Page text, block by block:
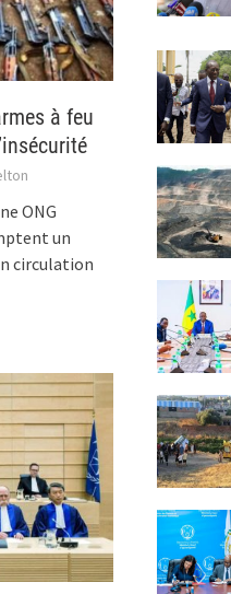
à feu
ONG
un
circulation